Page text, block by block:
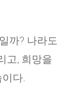
까? 나라도
고, 희망을
다.